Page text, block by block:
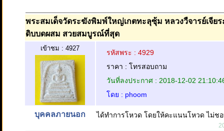
พระสมเด็จวัดระฆังพิมพ์ใหญ่เกตทะลุซุ้ม หลวงวืจารย์เจียร
ดิบบดผสม สวยสมบูรณ์ที่สุด
เข้าชม : 4927
รหัสพระ : 4929
ราคา : โทรสอบถาม
วันที่ลงประกาศ : 2018-12-02
โดย : phoom
บุคคลภายนอก ได้ทำการโหวด โดยให้คะแนนโหวด ไม่ช